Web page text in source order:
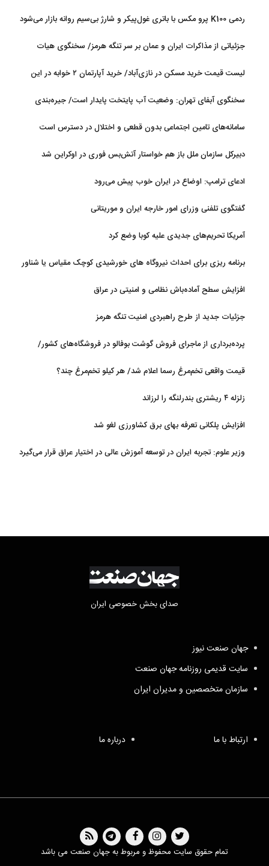
ردمی K100 پرو مکس با باتری غول‌پیکر و شارژ بی‌سیم روانه بازار می‌شود
جزئیاتی از مذاکرات ایران و عمان بر سر تنگه هرمز/ سخنگوی هیات
لیست قیمت خرید مسکن در نازی‌آباد/ خرید آپارتمان ۲ خوابه در این
سخنگوی آبفای تهران: وضعیت آب پایتخت پایدار است/ جیره‌بندی
سامانه‌های تامین اجتماعی بدون قطعی و اختلال در دسترس است
دبیرکل سازمان ملل باز هم خواستار آتش‌بس فوری در اوکراین شد
ادعای ترامپ: اوضاع در ایران خوب پیش می‌رود
گفتگوی تلفنی وزرای امور خارجه ایران و موریتانی
آمریکا تحریم‌های جدیدی علیه کوبا وضع کرد
برنامه ریزی برای احداث نیروگاه های خورشیدی کوچک مقیاس یا شناور
افزایش سطح آماده‌باش نظامی و امنیتی در عراق
جزئیات جدید از طرح راهبردی امنیت تنگه هرمز
پرده‌برداری از ماجرای فروش گوشت بوفالو در فروشگاه‌های کشور/
قیمت واقعی تخم‌مرغ رسما اعلام شد/ هر کیلو تخم‌مرغ چند؟
زلزله ۴ ریشتری بندرلنگه را لرزاند
افزایش پلکانی تعرفه بهای برق کشاورزی لغو شد
وزیر علوم: تجربه ایران در توسعه آموزش عالی در اختیار عراق قرار می‌گیرد
صدای بخش خصوصی ایران
جهان صنعت نیوز
سایت قدیمی روزنامه جهان صنعت
سازمان متخصصین و مدیران ایران
ارتباط با ما درباره ما
تمام حقوق سایت محفوظ و مربوط به جهان صنعت می باشد